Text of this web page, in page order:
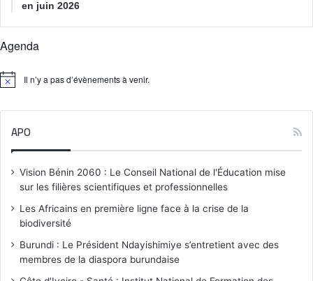
en juin 2026
Agenda
N
Il n’y a pas d’évènements à venir.
APO
Vision Bénin 2060 : Le Conseil National de l'Éducation mise
sur les filières scientifiques et professionnelles
Les Africains en première ligne face à la crise de la
biodiversité
Burundi : Le Président Ndayishimiye s’entretient avec des
membres de la diaspora burundaise